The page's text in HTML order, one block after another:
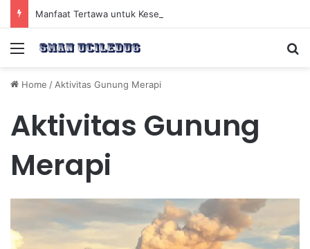
Menu
Home / Aktivitas Gunung Merapi
Aktivitas Gunung
Merapi